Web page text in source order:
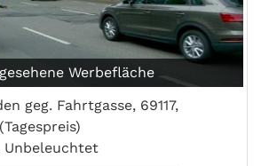
Werbefläche
geg. Fahrtgasse, 69117,
Unbeleuchtet